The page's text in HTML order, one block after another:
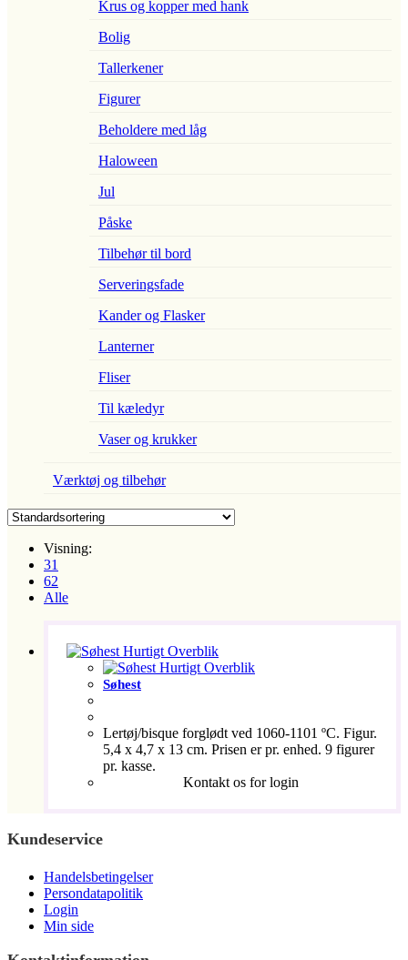
Krus og kopper med hank
Bolig
Tallerkener
Figurer
Beholdere med låg
Haloween
Jul
Påske
Tilbehør til bord
Serveringsfade
Kander og Flasker
Lanterner
Fliser
Til kæledyr
Vaser og krukker
Værktøj og tilbehør
Visning:
31
62
Alle
Hurtigt Overblik
Hurtigt Overblik
Søhest
Lertøj/bisque forglødt ved 1060-1101 ºC. Figur.
5,4 x 4,7 x 13 cm. Prisen er pr. enhed. 9 figurer
pr. kasse.
Kontakt os for login
Kundeservice
Handelsbetingelser
Persondatapolitik
Login
Min side